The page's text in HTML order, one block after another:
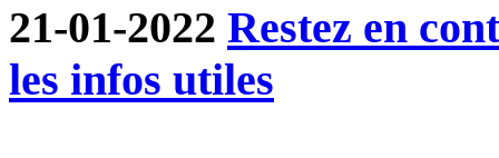
21-01-2022 Restez en
les infos utiles